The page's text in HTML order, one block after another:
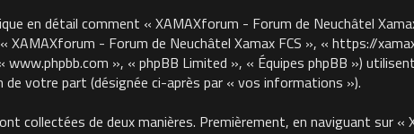
en détail comment « XAMAXforum - Forum de Neuchâtel
XAMAXforum - Forum de Neuchâtel Xamax FCS », « https://
www.phpbb.com », « phpBB Limited », « Équipes phpBB »)
de votre part (désignée ci-après par « vos informations »).
collectées de deux manières. Premièrement, en naviguant sur «